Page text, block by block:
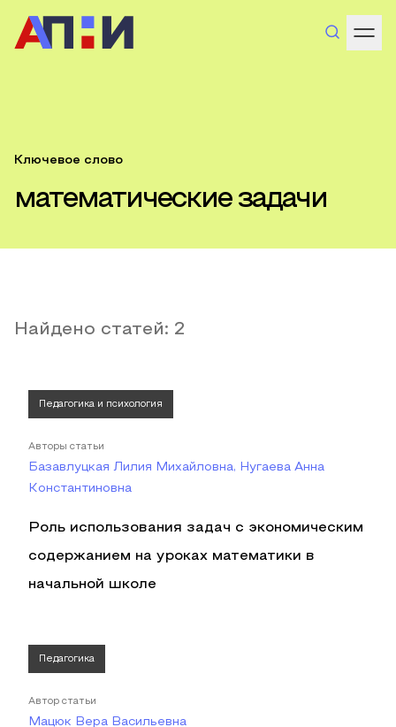
Ключевое слово
математические задачи
Найдено статей: 2
Педагогика и психология
Авторы статьи
Базавлуцкая Лилия Михайловна, Нугаева Анна
Константиновна
Роль использования задач с экономическим
содержанием на уроках математики в
начальной школе
Педагогика
Автор статьи
Мацюк Вера Васильевна